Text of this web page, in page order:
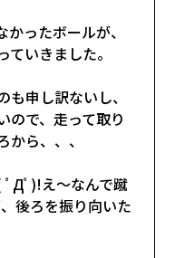
ったボールが、
いきました。
申し訳ないし、
ので、走って取り
ら、、、
ﾟДﾟ)!え～なんで蹴
後ろを振り向いた